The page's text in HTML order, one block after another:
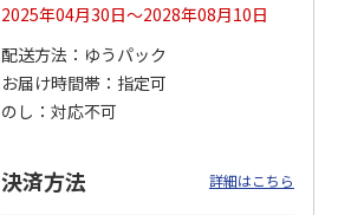
ふわっとフタタイト
パペットスンスン
R…
1,485円
(送料別・税込)
八角形ステンレスマ
2025年04月30日～2028年08月10日
配送方法
ゆうパック
お届け時間帯
指定可
のし
対応不可
決済方法 詳細はこちら